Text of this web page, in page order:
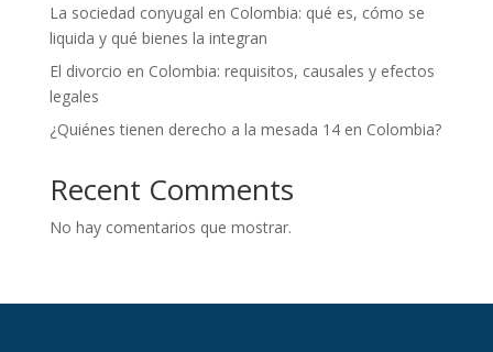
La sociedad conyugal en Colombia: qué es, cómo se
liquida y qué bienes la integran
El divorcio en Colombia: requisitos, causales y efectos
legales
¿Quiénes tienen derecho a la mesada 14 en Colombia?
Recent Comments
No hay comentarios que mostrar.